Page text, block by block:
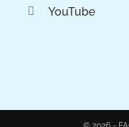
YouTube